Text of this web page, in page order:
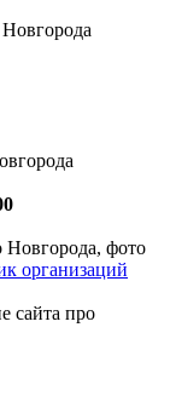
организаций
сайта про